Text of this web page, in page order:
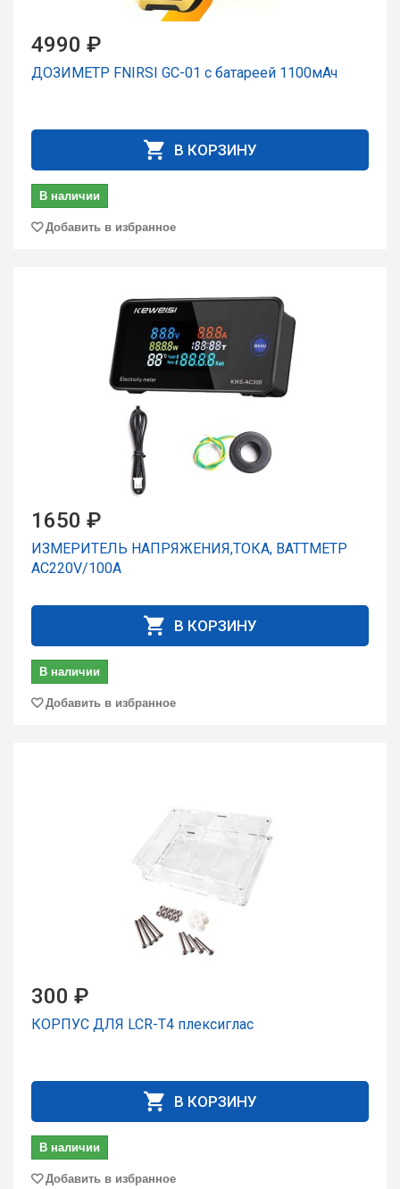
4990 ₽
ДОЗИМЕТР FNIRSI GC-01 с батареей 1100мАч
В КОРЗИНУ
В наличии
Добавить в избранное
1650 ₽
ИЗМЕРИТЕЛЬ НАПРЯЖЕНИЯ,ТОКА, ВАТТМЕТР
АС220V/100A
В КОРЗИНУ
В наличии
Добавить в избранное
300 ₽
КОРПУС ДЛЯ LCR-T4 плексиглас
В КОРЗИНУ
В наличии
Добавить в избранное